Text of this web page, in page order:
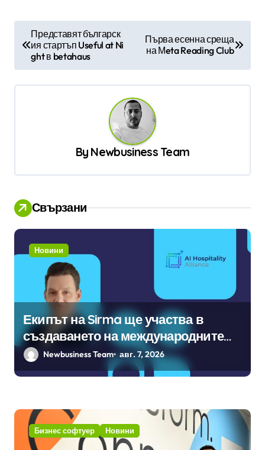
в
и
Представят българск
ия стартъп Useful at Ni
ght в betahaus
Първа есенна среща
на Мeta Reading Club
By Newbusiness Team
Свързани
Новини
Екипът на Sirma ще участва в
създаването на международните
стандарти за навлизане на
изкуствен интелект в
Newbusiness Team авг. 7, 2026
Бизнес софтуер Новини